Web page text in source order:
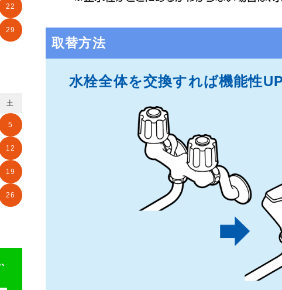
22
29
土
5
12
19
26
取替方法
水栓全体を交換すれば機能性